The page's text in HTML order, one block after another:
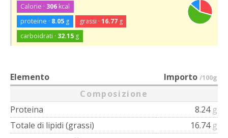
Calorie · 306 kcal
proteine · 8.05 g grassi · 16.77g
carboidrati · 32.15 g
Elemento Importo /100g
Composizione
Proteina
8.24 g
Totale di lipidi (grassi)
16.74 g